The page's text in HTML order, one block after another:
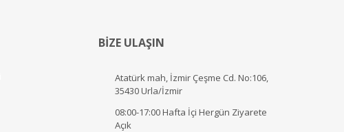
BİZE ULAŞIN
Atatürk mah, İzmir Çeşme Cd. No:106,
35430 Urla/İzmir
08:00-17:00 Hafta İçi Hergün Ziyarete
Açık